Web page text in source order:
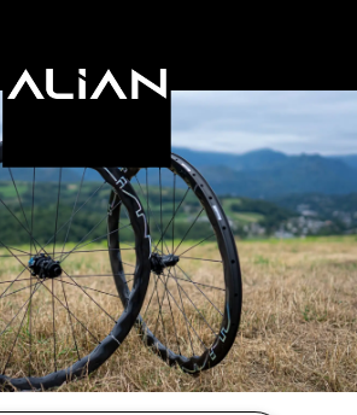
Mon compte
Mes favoris